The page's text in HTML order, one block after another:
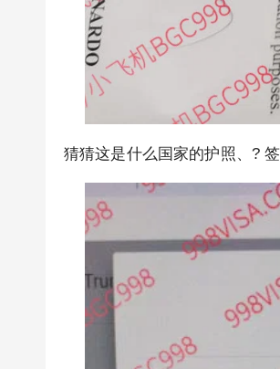
猜猜这是什么国家的护照、?